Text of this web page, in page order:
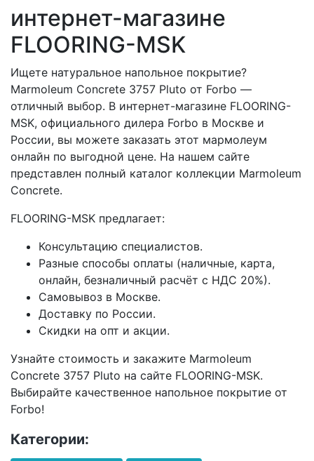
интернет-магазине
FLOORING-MSK
Ищете натуральное напольное покрытие?
Marmoleum Concrete 3757 Pluto от Forbo —
отличный выбор. В интернет-магазине FLOORING-
MSK, официального дилера Forbo в Москве и
России, вы можете заказать этот мармолеум
онлайн по выгодной цене. На нашем сайте
представлен полный каталог коллекции Marmoleum
Concrete.
FLOORING-MSK предлагает:
Консультацию специалистов.
Разные способы оплаты (наличные, карта,
онлайн, безналичный расчёт с НДС 20%).
Самовывоз в Москве.
Доставку по России.
Скидки на опт и акции.
Узнайте стоимость и закажите Marmoleum
Concrete 3757 Pluto на сайте FLOORING-MSK.
Выбирайте качественное напольное покрытие от
Forbo!
Категории: